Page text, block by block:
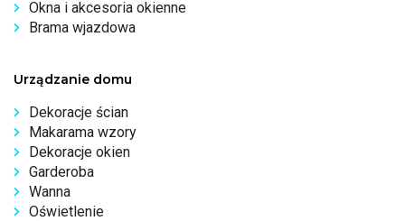
Okna i akcesoria okienne
Brama wjazdowa
Urządzanie domu
Dekoracje ścian
Makarama wzory
Dekoracje okien
Garderoba
Wanna
Oświetlenie